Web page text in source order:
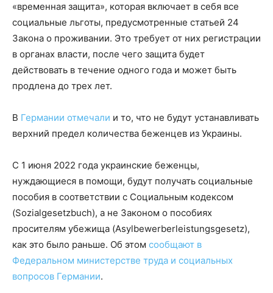
«временная защита», которая включает в себя все
социальные льготы, предусмотренные статьей 24
Закона о проживании. Это требует от них регистрации
в органах власти, после чего защита будет
действовать в течение одного года и может быть
продлена до трех лет.
В Германии отмечали и то, что не будут устанавливать
верхний предел количества беженцев из Украины.
С 1 июня 2022 года украинские беженцы,
нуждающиеся в помощи, будут получать социальные
пособия в соответствии с Социальным кодексом
(Sozialgesetzbuch), а не Законом о пособиях
просителям убежища (Asylbewerberleistungsgesetz),
как это было раньше. Об этом сообщают в
Федеральном министерстве труда и социальных
вопросов Германии.